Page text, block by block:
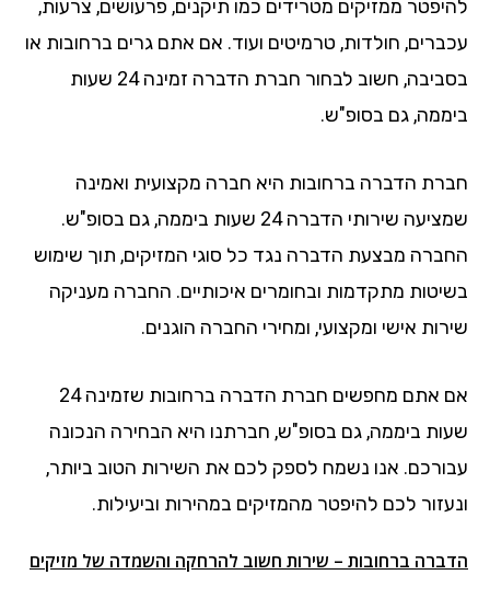
להיפטר ממזיקים מטרידים כמו תיקנים, פרעושים, צרעות,
עכברים, חולדות, טרמיטים ועוד. אם אתם גרים ברחובות או
בסביבה, חשוב לבחור חברת הדברה זמינה 24 שעות
ביממה, גם בסופ"ש.
חברת הדברה ברחובות היא חברה מקצועית ואמינה
שמציעה שירותי הדברה 24 שעות ביממה, גם בסופ"ש.
החברה מבצעת הדברה נגד כל סוגי המזיקים, תוך שימוש
בשיטות מתקדמות ובחומרים איכותיים. החברה מעניקה
שירות אישי ומקצועי, ומחירי החברה הוגנים.
אם אתם מחפשים חברת הדברה ברחובות שזמינה 24
שעות ביממה, גם בסופ"ש, חברתנו היא הבחירה הנכונה
עבורכם. אנו נשמח לספק לכם את השירות הטוב ביותר,
ונעזור לכם להיפטר מהמזיקים במהירות וביעילות.
הדברה ברחובות – שירות חשוב להרחקה והשמדה של מזיקים